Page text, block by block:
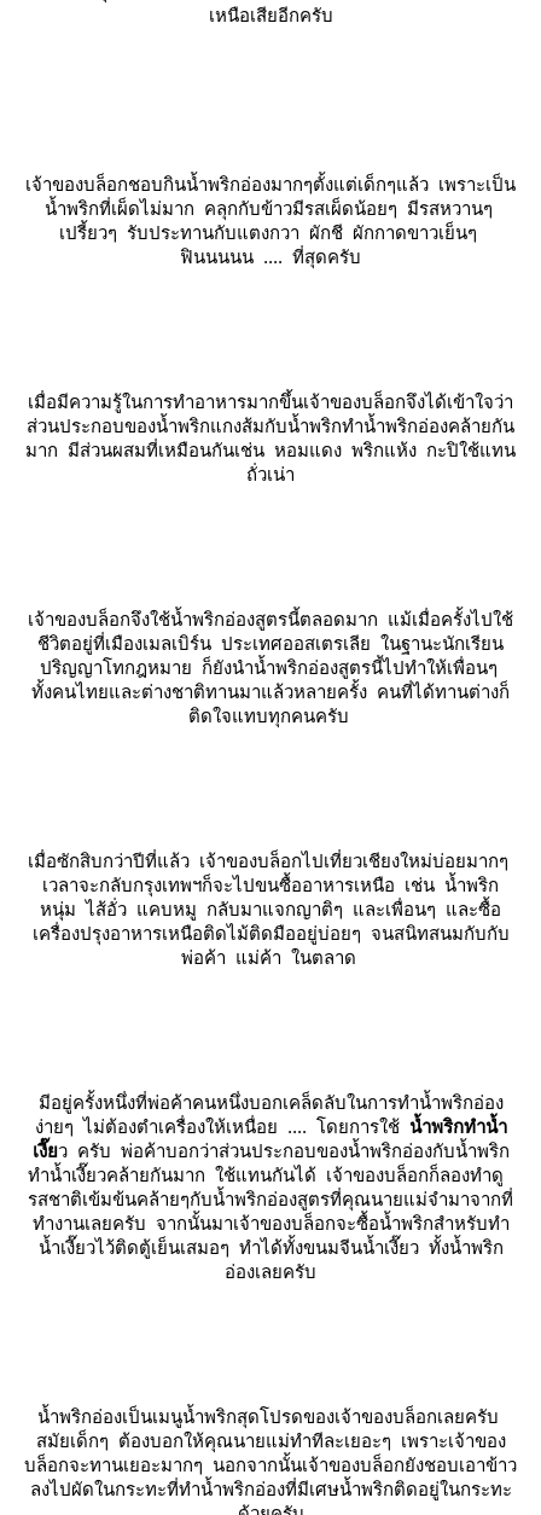
เหนือเสียอีกครับ
เจ้าของบล็อกชอบกินน้ำพริกอ่องมากๆตั้งแต่เด็กๆแล้ว เพราะเป็น
น้ำพริกที่เผ็ดไม่มาก คลุกกับข้าวมีรสเผ็ดน้อยๆ มีรสหวานๆ
เปรี้ยวๆ รับประทานกับแตงกวา ผักชี ผักกาดขาวเย็นๆ
ฟินนนนน .... ที่สุดครับ
เมื่อมีความรู้ในการทำอาหารมากขึ้นเจ้าของบล็อกจึงได้เข้าใจว่า
ส่วนประกอบของน้ำพริกแกงส้มกับน้ำพริกทำน้ำพริกอ่องคล้ายกัน
มาก มีส่วนผสมที่เหมือนกันเช่น หอมแดง พริกแห้ง กะปิใช้แทน
ถั่วเน่า
เจ้าของบล็อกจึงใช้น้ำพริกอ่องสูตรนี้ตลอดมาก แม้เมื่อครั้งไปใช้
ชีวิตอยู่ที่เมืองเมลเบิร์น ประเทศออสเตรเลีย ในฐานะนักเรียน
ปริญญาโทกฎหมาย ก็ยังนำน้ำพริกอ่องสูตรนี้ไปทำให้เพื่อนๆ
ทั้งคนไทยและต่างชาติทานมาแล้วหลายครั้ง คนที่ได้ทานต่างก็
ติดใจแทบทุกคนครับ
เมื่อซักสิบกว่าปีที่แล้ว เจ้าของบล็อกไปเที่ยวเชียงใหม่บ่อยมากๆ
เวลาจะกลับกรุงเทพฯก็จะไปขนซื้ออาหารเหนือ เช่น น้ำพริก
หนุ่ม ไส้อั่ว แคบหมู กลับมาแจกญาติๆ และเพื่อนๆ และซื้อ
เครื่องปรุงอาหารเหนือติดไม้ติดมืออยู่บ่อยๆ จนสนิทสนมกับกับ
พ่อค้า แม่ค้า ในตลาด
มีอยู่ครั้งหนึ่งที่พ่อค้าคนหนึ่งบอกเคล็ดลับในการทำน้ำพริกอ่อง
ง่ายๆ ไม่ต้องตำเครื่องให้เหนื่อย .... โดยการใช้ น้ำพริกทำน้ำ
เงี๊ว ครับ พ่อค้าบอกว่าส่วนประกอบของน้ำพริกอ่องกับน้ำพริก
ทำน้ำเงี๊ยวคล้ายกันมาก ใช้แทนกันได้ เจ้าของบล็อกก็ลองทำดู
รสชาติเข้มข้นคล้ายๆกับน้ำพริกอ่องสูตรที่คุณนายแม่จำมาจากที่
ทำงานเลยครับ จากนั้นมาเจ้าของบล็อกจะซื้อน้ำพริกสำหรับทำ
น้ำเงี๊ยวไว้ติดตู้เย็นเสมอๆ ทำได้ทั้งขนมจีนน้ำเงี๊ยว ทั้งน้ำพริก
อ่องเลยครับ
น้ำพริกอ่องเป็นเมนูน้ำพริกสุดโปรดของเจ้าของบล็อกเลยครับ
สมัยเด็กๆ ต้องบอกให้คุณนายแม่ทำทีละเยอะๆ เพราะเจ้าของ
บล็อกจะทานเยอะมากๆ นอกจากนั้นเจ้าของบล็อกยังชอบเอาข้าว
ลงไปผัดในกระทะที่ทำน้ำพริกอ่องที่มีเศษน้ำพริกติดอยู่ในกระทะ